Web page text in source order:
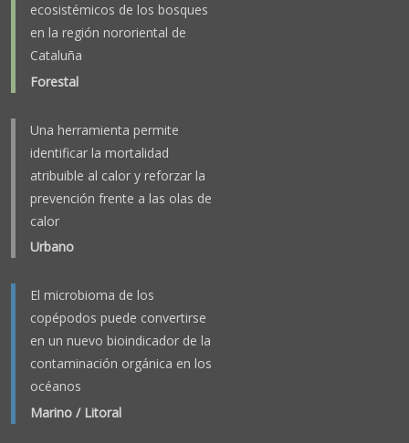
ecosistémicos de los bosques
en la región nororiental de
Cataluña
Forestal
Una herramienta permite
identificar la mortalidad
atribuible al calor y reforzar la
prevención frente a las olas de
calor
Urbano
El microbioma de los
copépodos puede convertirse
en un nuevo bioindicador de la
contaminación orgánica en los
océanos
Marino / Litoral